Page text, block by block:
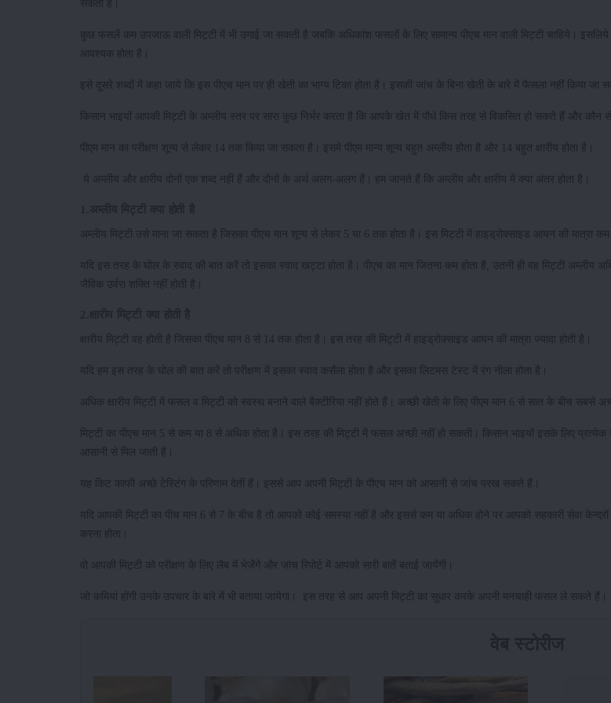
सकती है।
कुछ फसलें कम उपजाऊ वाली मिट्टी में भी उगाई जा सकती है जबकि अधिकांश फसलों के लिए सामान्य पीएच मान वाली मिट्टी चाहिये। इसलिये
आवश्यक होता है।
इसे दूसरे शब्दों में कहा जाये कि इस पीएच मान पर ही खेती का भाग्य टिका होता है। इसकी जांच के बिना खेती के बारे में फैसला नहीं किया जा
किसान भाइयों आपकी मिट्टी के अम्लीय स्तर पर सारा कुछ निर्भर करता है कि आपके खेत में पौधे किस तरह से विकसित हो सकते हैं और कौन
पीएम मान का परीक्षण शून्य से लेकर 14 तक किया जा सकता है। इसमें पीएम मान्य शून्य बहुत अम्लीय होता है और 14 बहुत क्षारीय होता है।
ये अम्लीय और क्षारीय दोनों एक शब्द नहीं हैं और दोनों के अर्थ अलग-अलग हैं। हम जानते हैं कि अम्लीय और क्षारीय में क्या अंतर होता है।
अम्लीय मिट्टी उसे माना जा सकता है जिसका पीएच मान शून्य से लेकर 5 या 6 तक होता है। इस मिट्टी में हाइड्रोक्साइड आयन की मात्रा कम
यदि इस तरह के घोल के स्वाद की बात करें तो इसका स्वाद खट्टा होता है। पीएच का मान जितना कम होता है, उतनी ही वह मिट्टी अम्लीय
जैविक उर्वरा शक्ति नहीं होती है।
क्षारीय मिट्टी वह होती है जिसका पीएच मान 8 से 14 तक होता है। इस तरह की मिट्टी में हाइड्रोक्साइड आयन की मात्रा ज्यादा होती है।
यदि हम इस तरह के घोल की बात करें तो परीक्षण में इसका स्वाद कसैला होता है और इसका लिटमस टेस्ट में रंग नीला होता है।
अधिक क्षारीय मिट्टी में फसल व मिट्टी को स्वस्थ बनाने वाले बैक्टीरिया नहीं होते हैं। अच्छी खेती के लिए पीएम मान 6 से सात के बीच सबसे
मिट्टी का पीएच मान 5 से कम या 8 से अधिक होता है। इस तरह की मिट्टी में फसल अच्छी नहीं हो सकती। किसान भाइयों इसके लिए प्रत्येक
आसानी से मिल जाती है।
यह किट काफी अच्छे टेस्टिंग के परिणाम देतीं हैं। इससे आप अपनी मिट्टी के पीएच मान को आसानी से जांच परख सकते हैं।
यदि आपकी मिट्टी का पीच मान 6 से 7 के बीच है तो आपको कोई समस्या नहीं है और इससे कम या अधिक होने पर आपको सहकारी सेवा केन्द्रों
करना होता।
वो आपकी मिट्टी को परीक्षण के लिए लैब में भेजेंगे और जांच रिपोर्ट में आपको सारी बातें बताई जायेंगी।
जो कमियां होंगी उनके उपचार के बारे में भी बताया जायेगा। इस तरह से आप अपनी मिट्टी का सुधार करके अपनी मनचाही फसल ले सकते हैं।